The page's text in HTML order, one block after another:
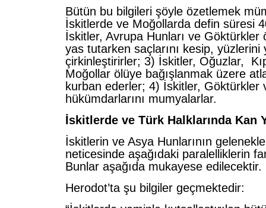
Bütün bu bilgileri şöyle özetlemek
İskitlerde ve Moğollarda defin süresi
İskitler, Avrupa Hunları ve Göktürkler
yas tutarken saçlarını kesip, yüzlerini
çirkinleştirirler; 3) İskitler, Oğuzlar,
Moğollar ölüye bağışlanmak üzere
kurban ederler; 4) İskitler, Göktürkler
hükümdarlarını mumyalarlar.
İskitlerde ve Türk Halklarında Kan
İskitlerin ve Asya Hunlarının
neticesinde aşağıdaki paralelliklerin
Bunlar aşağıda mukayese edilecektir.
Herodot’ta şu bilgiler geçmektedir: